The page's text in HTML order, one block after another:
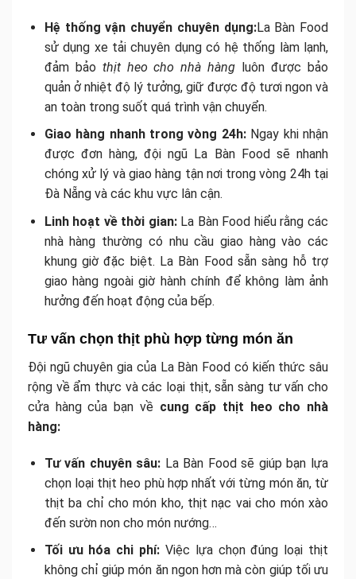
Hệ thống vận chuyển chuyên dụng:La Bàn Food
sử dụng xe tải chuyên dụng có hệ thống làm lạnh,
đảm bảo thịt heo cho nhà hàng luôn được bảo
quản ở nhiệt độ lý tưởng, giữ được độ tươi ngon và
an toàn trong suốt quá trình vận chuyển.
Giao hàng nhanh trong vòng 24h:Ngay khi nhận
được đơn hàng, đội ngũ La Bàn Food sẽ nhanh
chóng xử lý và giao hàng tận nơi trong vòng 24h tại
Đà Nẵng và các khu vực lân cận.
Linh hoạt về thời gian:La Bàn Food hiểu rằng các
nhà hàng thường có nhu cầu giao hàng vào các
khung giờ đặc biệt. La Bàn Food sẵn sàng hỗ trợ
giao hàng ngoài giờ hành chính để không làm ảnh
hưởng đến hoạt động của bếp.
Tư vấn chọn thịt phù hợp từng món ăn
Đội ngũ chuyên gia của La Bàn Food có kiến thức sâu
rộng về ẩm thực và các loại thịt, sẵn sàng tư vấn cho
cửa hàng của bạn về cung cấp thịt heo cho nhà
hàng:
Tư vấn chuyên sâu: La Bàn Food sẽ giúp bạn lựa
chọn loại thịt heo phù hợp nhất với từng món ăn, từ
thịt ba chỉ cho món kho, thịt nạc vai cho món xào
đến sườn non cho món nướng…
Tối ưu hóa chi phí: Việc lựa chọn đúng loại thịt
không chỉ giúp món ăn ngon hơn mà còn giúp tối ưu